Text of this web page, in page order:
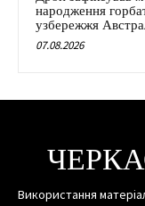
народження
узбережжя
07.08.2026
Використання